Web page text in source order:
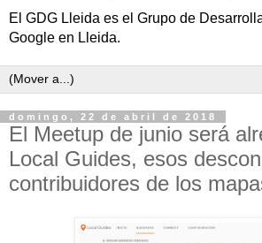
El GDG Lleida es el Grupo de
Google en Lleida.
domingo, 22 de abril de 2018
El Meetup de junio será
Local Guides, esos
contribuidores de los